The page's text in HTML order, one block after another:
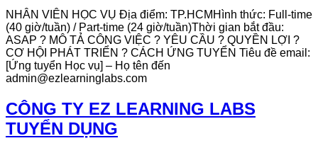
NHÂN VIÊN HỌC VỤ Địa điểm: TP.HCMHình thức: Full-time
(40 giờ/tuần) / Part-time (24 giờ/tuần)Thời gian bắt đầu:
ASAP ? MÔ TẢ CÔNG VIỆC ? YÊU CẦU ? QUYỀN LỢI ?
CƠ HỘI PHÁT TRIỂN ? CÁCH ỨNG TUYỂN Tiêu đề email:
[Ứng tuyển Học vụ] – Họ tên đến
admin@ezlearninglabs.com
CÔNG TY EZ LEARNING LABS
TUYỂN DỤNG